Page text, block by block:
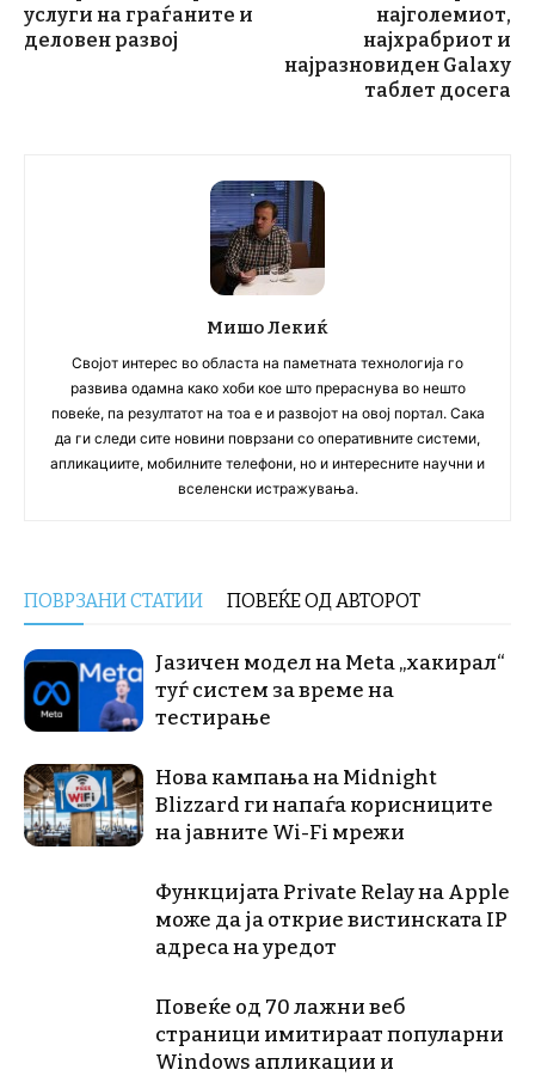
услуги на граѓаните и
деловен развој
најголемиот,
најхрабриот и
најразновиден Galaxy
таблет досега
Мишо Лекиќ
Својот интерес во областа на паметната технологија го
развива одамна како хоби кое што прераснува во нешто
повеќе, па резултатот на тоа е и развојот на овој портал. Сака
да ги следи сите новини поврзани со оперативните системи,
апликациите, мобилните телефони, но и интересните научни и
вселенски истражувања.
ПОВРЗАНИ СТАТИИ ПОВЕЌЕ ОД АВТОРОТ
Јазичен модел на Meta „хакирал“
туѓ систем за време на
тестирање
Нова кампања на Midnight
Blizzard ги напаѓа корисниците
на јавните Wi-Fi мрежи
Функцијата Private Relay на Apple
може да ја открие вистинската IP
адреса на уредот
Повеќе од 70 лажни веб
страници имитираат популарни
Windows апликации и